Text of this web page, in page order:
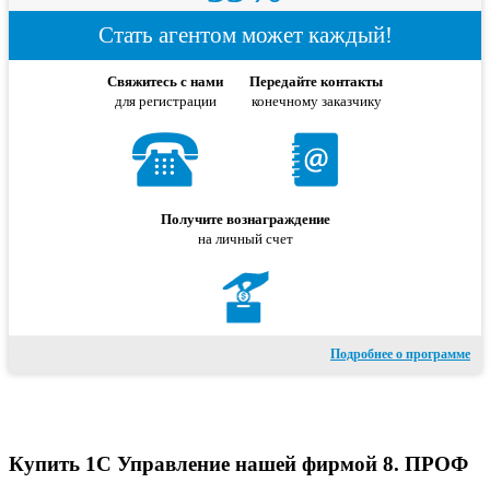
Стать агентом может каждый!
Свяжитесь с нами
для регистрации
Передайте контакты
конечному заказчику
Получите вознаграждение
на личный счет
Подробнее о программе
Купить 1С Управление нашей фирмой 8. ПРОФ